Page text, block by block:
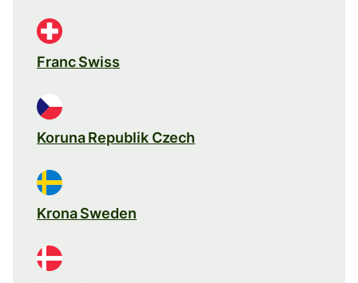
Franc Swiss
Koruna Republik Czech
Krona Sweden